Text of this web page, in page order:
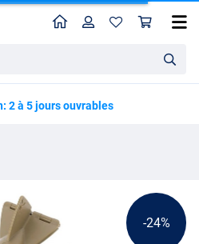
HomeProfil
2 à 5 jours ouvrables
Korum Bopper Bait Dropper Spomb
-24%